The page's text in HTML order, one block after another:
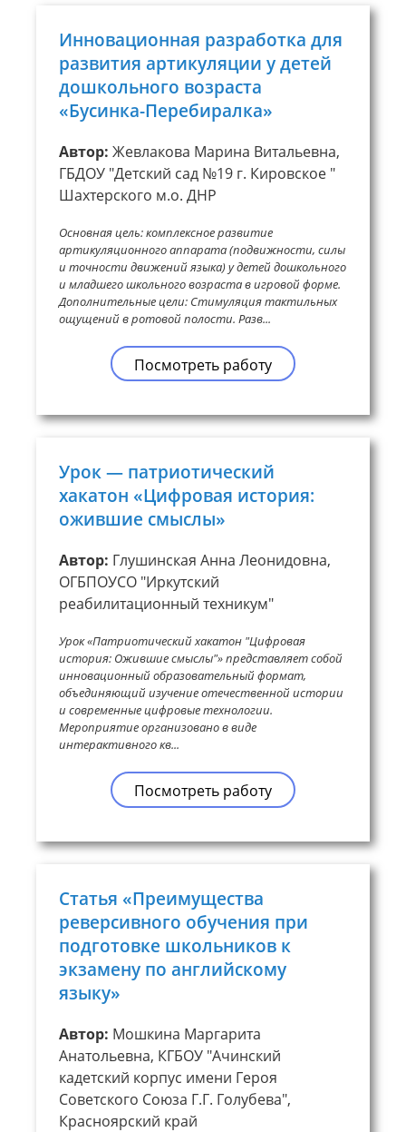
Инновационная разработка для
развития артикуляции у детей
дошкольного возраста
«Бусинка-Перебиралка»
Автор: Жевлакова Марина Витальевна,
ГБДОУ "Детский сад №19 г. Кировское "
Шахтерского м.о. ДНР
Основная цель: комплексное развитие
артикуляционного аппарата (подвижности, силы
и точности движений языка) у детей дошкольного
и младшего школьного возраста в игровой форме.
Дополнительные цели: Стимуляция тактильных
ощущений в ротовой полости. Разв...
Посмотреть работу
Урок — патриотический
хакатон «Цифровая история:
ожившие смыслы»
Автор: Глушинская Анна Леонидовна,
ОГБПОУСО "Иркутский
реабилитационный техникум"
Урок «Патриотический хакатон "Цифровая
история: Ожившие смыслы"» представляет собой
инновационный образовательный формат,
объединяющий изучение отечественной истории
и современные цифровые технологии.
Мероприятие организовано в виде
интерактивного кв...
Посмотреть работу
Статья «Преимущества
реверсивного обучения при
подготовке школьников к
экзамену по английскому
языку»
Автор: Мошкина Маргарита
Анатольевна, КГБОУ "Ачинский
кадетский корпус имени Героя
Советского Союза Г.Г. Голубева",
Красноярский край